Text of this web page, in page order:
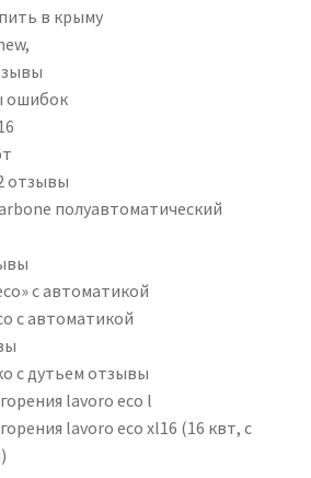
в крыму
ошибок
отзывы
полуавтоматический
с автоматикой
с автоматикой
с дутьем отзывы
lavoro eco l
lavoro eco xl16 (16 квт, с